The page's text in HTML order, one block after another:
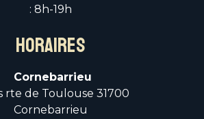
: 8h-19h
HORAIRES
Cornebarrieu
rte de Toulouse 31700
Cornebarrieu